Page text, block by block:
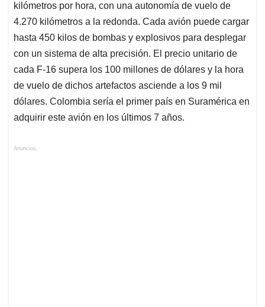
kilómetros por hora, con una autonomía de vuelo de
4.270 kilómetros a la redonda. Cada avión puede cargar
hasta 450 kilos de bombas y explosivos para desplegar
con un sistema de alta precisión. El precio unitario de
cada F-16 supera los 100 millones de dólares y la hora
de vuelo de dichos artefactos asciende a los 9 mil
dólares. Colombia sería el primer país en Suramérica en
adquirir este avión en los últimos 7 años.
Anuncios.